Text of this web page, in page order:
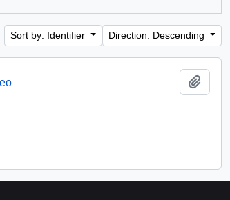
Sort by: Identifier Direction: Descending